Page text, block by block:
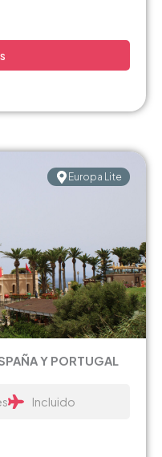
Europa Lite
Y PORTUGAL
Incluido